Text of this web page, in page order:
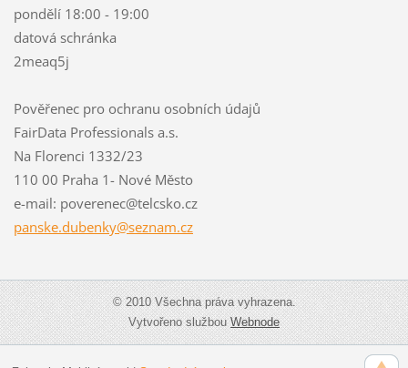
pondělí 18:00 - 19:00
datová schránka
2meaq5j
Pověřenec pro ochranu osobních údajů
FairData Professionals a.s.
Na Florenci 1332/23
110 00 Praha 1- Nové Město
e-mail: poverenec@telcsko.cz
panske.dubenky@seznam.cz
© 2010 Všechna práva vyhrazena.
Vytvořeno službouWebnode